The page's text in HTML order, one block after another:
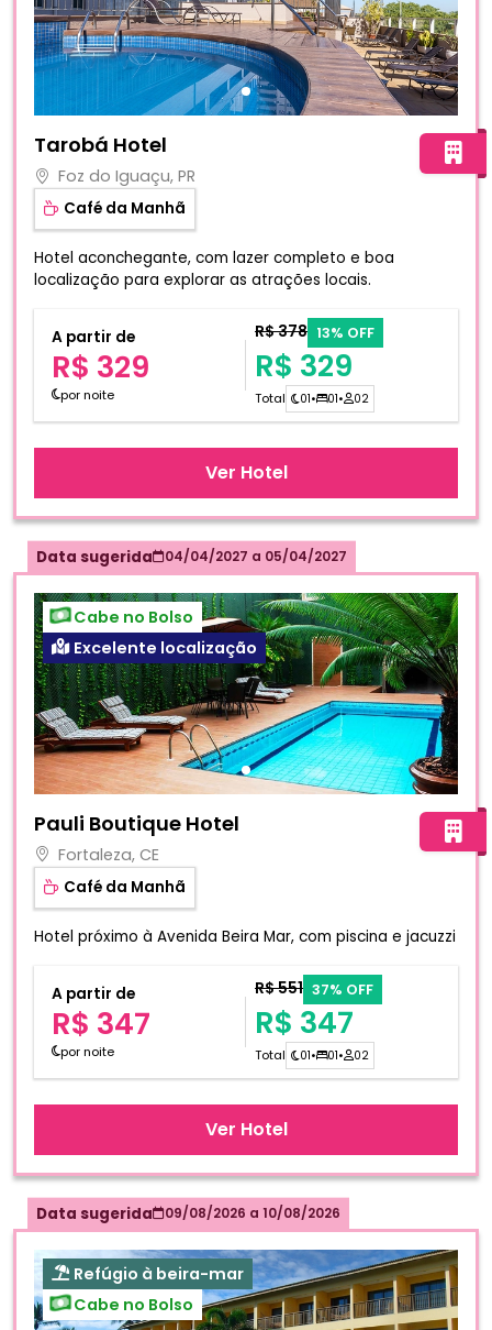
Tarobá Hotel
Foz do Iguaçu, PR
Café da Manhã
Hotel aconchegante, com lazer completo e boa
localização para explorar as atrações locais.
A partir de
R$ 329
por noite
R$ 378 13% OFF
R$ 329
Total 01• 01• 02
Ver Hotel
Data sugerida 04/04/2027 a 05/04/2027
Cabe no Bolso
Excelente localização
Pauli Boutique Hotel
Fortaleza, CE
Café da Manhã
Hotel próximo à Avenida Beira Mar, com piscina e jacuzzi
A partir de
R$ 347
por noite
R$ 551 37% OFF
R$ 347
Total 01• 01• 02
Ver Hotel
Data sugerida 09/08/2026 a 10/08/2026
Refúgio à beira-mar
Cabe no Bolso